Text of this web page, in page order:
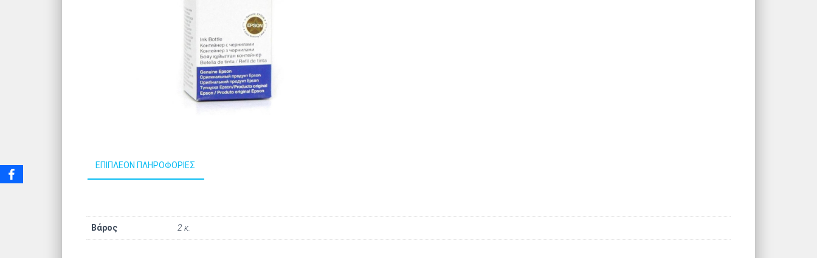
ΕΠΙΠΛΈΟΝ ΠΛΗΡΟΦΟΡΊΕΣ
Βάρος 2 κ.